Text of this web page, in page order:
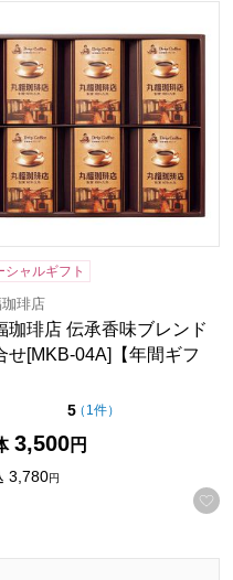
年間ギフト】
入【年間ギフト】
りに登録する
シャルギフト
琲店
珈琲店 伝承香味ブレンド
せ[MKB-04A]【年間ギフ
5点（5点満点中）
（ 1件の評価
）
3,500円
3,780円
本)[F-17]【年間ギフト】
フルーツ 大人のチーズケー